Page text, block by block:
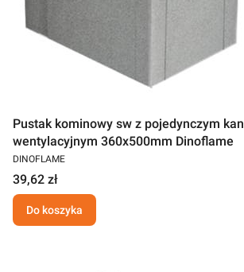
Pustak kominowy sw z pojedynczym
wentylacyjnym 360x500mm Dinoflame
DINOFLAME
39,62 zł
Do koszyka